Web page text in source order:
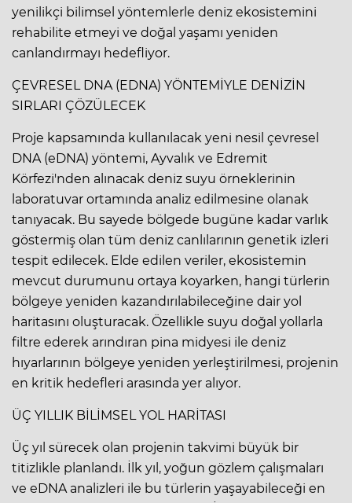
yenilikçi bilimsel yöntemlerle deniz ekosistemini
rehabilite etmeyi ve doğal yaşamı yeniden
canlandırmayı hedefliyor.
ÇEVRESEL DNA (EDNA) YÖNTEMİYLE DENİZİN
SIRLARI ÇÖZÜLECEK
Proje kapsamında kullanılacak yeni nesil çevresel
DNA (eDNA) yöntemi, Ayvalık ve Edremit
Körfezi'nden alınacak deniz suyu örneklerinin
laboratuvar ortamında analiz edilmesine olanak
tanıyacak. Bu sayede bölgede bugüne kadar varlık
göstermiş olan tüm deniz canlılarının genetik izleri
tespit edilecek. Elde edilen veriler, ekosistemin
mevcut durumunu ortaya koyarken, hangi türlerin
bölgeye yeniden kazandırılabileceğine dair yol
haritasını oluşturacak. Özellikle suyu doğal yollarla
filtre ederek arındıran pina midyesi ile deniz
hıyarlarının bölgeye yeniden yerleştirilmesi, projenin
en kritik hedefleri arasında yer alıyor.
ÜÇ YILLIK BİLİMSEL YOL HARİTASI
Üç yıl sürecek olan projenin takvimi büyük bir
titizlikle planlandı. İlk yıl, yoğun gözlem çalışmaları
ve eDNA analizleri ile bu türlerin yaşayabileceği en